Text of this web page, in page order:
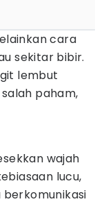
cara
sekitar bibir.
lembut
paham,
wajah
lucu,